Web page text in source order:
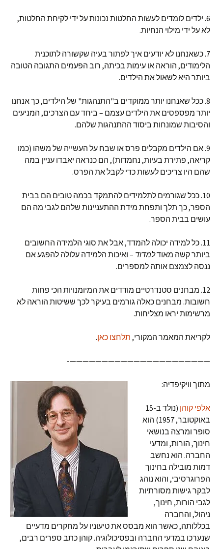
6. ילדים לומדים לעשות החלטות נכונות על ידי לקיחת החלטות,
לא על ידי מילוי הנחיות.
7. כשאנחנו לא יודעים איך לפתור בעיה שקשורה לתוכנית
הלימודים, הוראה או עימות בכיתה, רוב הפעמים התגובה הטובה
ביותר היא לשאול את הילדים.
8. ככל שאנחנו יותר ממוקדים ב"התנהגות" של הילדים, כך אנחנו
יותר מפספסים את הילדים עצמם – ביחד עם הצרכים, המניעים
והסיבות שמונחות ביסוד ההתנהגות שלהם.
9. אם הילדים מקבלים פרס או שבח על העשייה של משהו (כמו
קריאה, פתירת בעיות, נחמדות), הם כנראה יאבדו עניין במה
שהם היו צריכים לעשות כדי לקבל את הפרס.
10. ככל שגורמים לתלמידים להתמקד בכמה טובים הם בבית
הספר, כך תלך ותפחת מידת ההתעניינות שלהם לגבי מה הם
עושים בבית הספר.
11. כל למידה יכולה להמדד, אבל את סוגי הלמידה החשובים
ביותר קשה מאודלמדוד – ואיכות הלמידה עלולה להפגע אם
ננסה לצמצם אותה למספרים.
12. מבחנים סטנדרטיים מודדים את המיומנויות הכי פחות
חשובות. מבחנים כאלה גורמים בעיקר לכך ששיטות הוראה לא
מרשימות יראו מצליחות.
לקריאת המאמר המקורי, תלחצו כאן.
——————————————————————-
מתוך וויקיפדיה:
אלפי קוהן
(נולד ב-15
באוקטובר, 1957) הוא
סופר ומרצה בנושאי
חינוך, הורות, ומדעי
החברה. הוא נחשב
דמות מובילה בחינוך
הפרוגרסיבי, והוא נוהג
לבקר גישות מסורתיות
לגבי הורות, חינוך,
ניהול, והחברה
בכללותה, כאשר הוא מבסס את טיעוניו על מחקרים מדעיים
שנערכו במדעי החברה ובפסיכולוגיה. קוהן כתב ספרים רבים,